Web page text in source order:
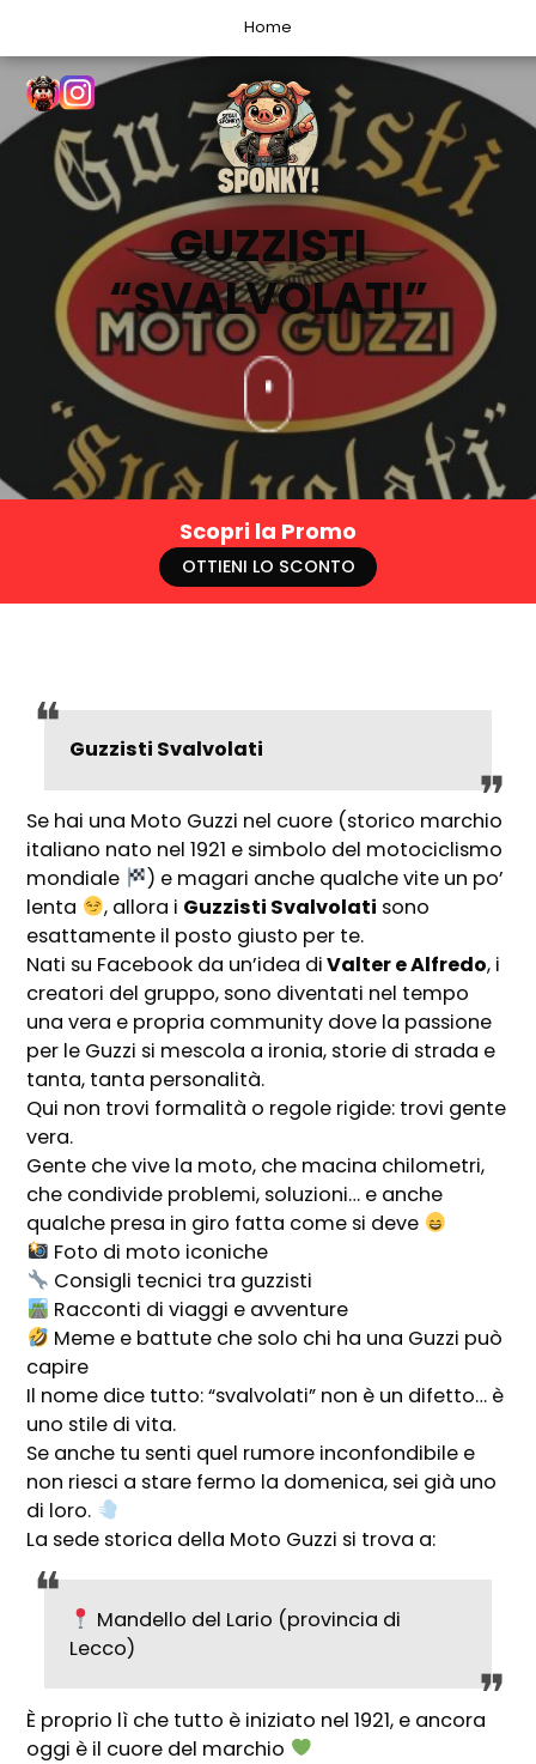
Home
GUZZISTI
“SVALVOLATI”
Scopri la Promo
OTTIENI LO SCONTO
Guzzisti Svalvolati
Se hai una Moto Guzzi nel cuore (storico marchio
italiano nato nel 1921 e simbolo del motociclismo
mondiale
) e magari anche qualche vite un po’
lenta
, allora i Guzzisti Svalvolati sono
esattamente il posto giusto per te.
Nati su Facebook da un’idea diValter e Alfredo, i
creatori del gruppo, sono diventati nel tempo
una vera e propria community dove la passione
per le Guzzi si mescola a ironia, storie di strada e
tanta, tanta personalità.
Qui non trovi formalità o regole rigide: trovi gente
vera.
Gente che vive la moto, che macina chilometri,
che condivide problemi, soluzioni… e anche
qualche presa in giro fatta come si deve
Foto di moto iconiche
Consigli tecnici tra guzzisti
Racconti di viaggi e avventure
Meme e battute che solo chi ha una Guzzi può
capire
Il nome dice tutto: “svalvolati” non è un difetto… è
uno stile di vita.
Se anche tu senti quel rumore inconfondibile e
non riesci a stare fermo la domenica, sei già uno
di loro.
La sede storica della Moto Guzzi si trova a:
Mandello del Lario (provincia di
Lecco)
È proprio lì che tutto è iniziato nel 1921, e ancora
oggi è il cuore del marchio